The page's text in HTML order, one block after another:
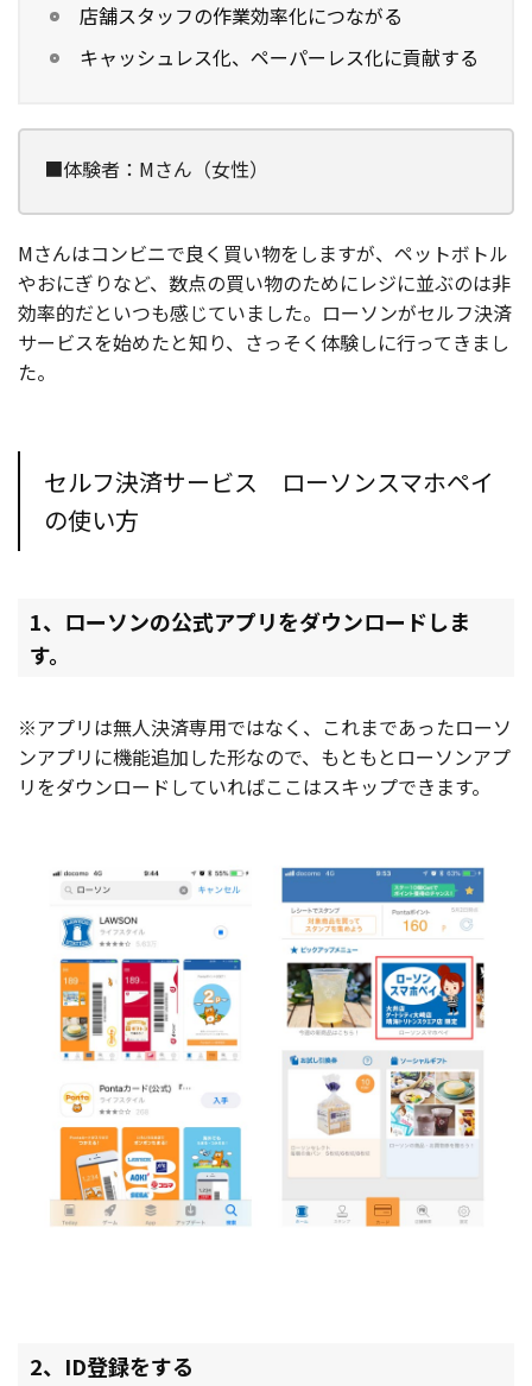
店舗スタッフの作業効率化につながる
キャッシュレス化、ペーパーレス化に貢献する
■体験者：Mさん（女性）
Mさんはコンビニで良く買い物をしますが、ペットボトル
やおにぎりなど、数点の買い物のためにレジに並ぶのは非
効率的だといつも感じていました。ローソンがセルフ決済
サービスを始めたと知り、さっそく体験しに行ってきまし
た。
セルフ決済サービス ローソンスマホペイ
の使い方
1、ローソンの公式アプリをダウンロードしま
す。
※アプリは無人決済専用ではなく、これまであったローソ
ンアプリに機能追加した形なので、もともとローソンアプ
リをダウンロードしていればここはスキップできます。
2、ID登録をする